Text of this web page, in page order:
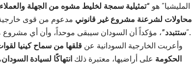
المليشيا” هو “تمثيلية سمجة لخليط مشوه من الجهلة
محاولات لشرعنة مشروع غير قانوني مدعوم من قوى
ستتبدد”، مؤكداً أن السودان سيبقى موحداً، وأن أي مشروع موازٍ “لن يصمد أمام الواقع العسكري والسياسي”.
وأعربت الخارجية السودانية عن قلقها من سماح كينيا
الحكومة على أراضيها، معتبرة ذلك انتهاكًا لسيادة السودان